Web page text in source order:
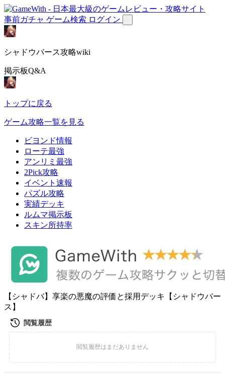
事前ガチャ ゲーム検索 ログイン
シャドウバース攻略wiki
掲示板Q&A
トップに戻る
ゲーム攻略一覧を見る
ビヨンド情報
ローテ最強
アンリミ最強
2Pick攻略
イベント速報
パズル攻略
実績デッキ
ルムマ掲示板
スキン所持率
【シャドバ】享楽の悪魔の評価と採用デッキ【シャドウバー
ス】